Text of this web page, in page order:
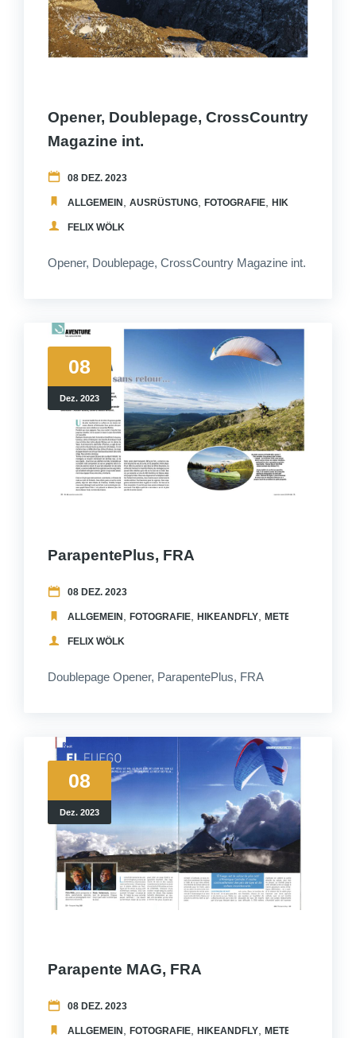
Opener, Doublepage, CrossCountry
Magazine int.
08 DEZ. 2023
ALLGEMEIN AUSRÜSTUNG FOTOGRAFIE HIKEANDFLY
FELIX WÖLK
Opener, Doublepage, CrossCountry Magazine int.
08
Dez. 2023
ParapentePlus, FRA
08 DEZ. 2023
ALLGEMEIN , FOTOGRAFIE, HIKEANDFLY, METEO
FELIX WÖLK
Doublepage Opener, ParapentePlus, FRA
08
Dez. 2023
Parapente MAG, FRA
08 DEZ. 2023
ALLGEMEIN , FOTOGRAFIE, HIKEANDFLY, METEO